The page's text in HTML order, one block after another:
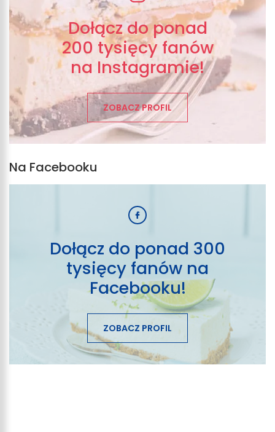
Dołącz do ponad
200 tysięcy fanów
na Instagramie!
ZOBACZ PROFIL
Na Facebooku
Dołącz do ponad 300
tysięcy fanów na
Facebooku!
ZOBACZ PROFIL